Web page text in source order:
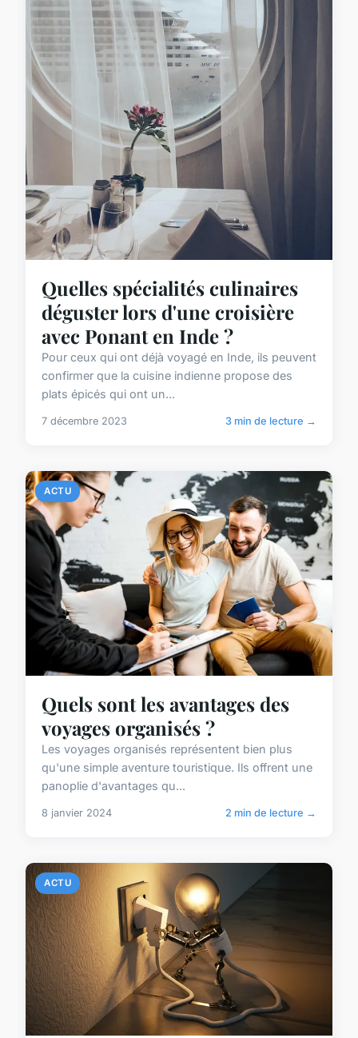
Quelles spécialités culinaires
déguster lors d'une croisière
avec Ponant en Inde ?
Pour ceux qui ont déjà voyagé en Inde, ils peuvent
confirmer que la cuisine indienne propose des
plats épicés qui ont un...
7 décembre 2023 3 min de lecture →
ACTU
Quels sont les avantages des
voyages organisés ?
Les voyages organisés représentent bien plus
qu'une simple aventure touristique. Ils offrent une
panoplie d'avantages qu...
8 janvier 2024 2 min de lecture →
ACTU